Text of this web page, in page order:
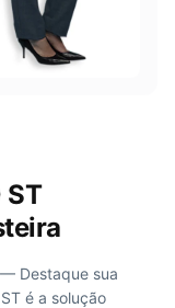
ST
Destaque sua
é a solução